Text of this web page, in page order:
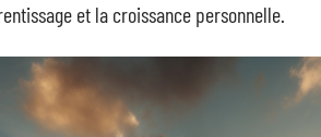
et la croissance personnelle.